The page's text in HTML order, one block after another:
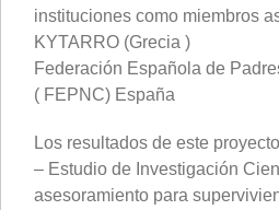
instituciones como miembros
KYTARRO (Grecia )
Federación Española de
( FEPNC) España
Los resultados de este
– Estudio de Investigación
asesoramiento para